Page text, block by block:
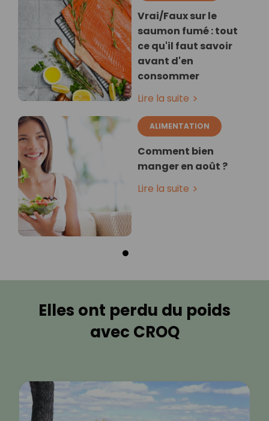
Vrai/Faux sur le
saumon fumé : tout
ce qu'il faut savoir
avant d'en
consommer
Lire la suite
ALIMENTATION
Comment bien
manger en août ?
Lire la suite
Elles ont perdu du poids
avec CROQ